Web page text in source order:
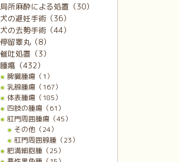
局所麻酔による処置（30）
犬の避妊手術（36）
犬の去勢手術（44）
停留睾丸（8）
催吐処置（3）
腫瘍（432）
脾臓腫瘍（1）
乳腺腫瘍（167）
体表腫瘍（185）
四肢の腫瘍（61）
肛門周囲腫瘍（45）
その他（24）
肛門周囲腺腫（23）
肥満細胞腫（25）